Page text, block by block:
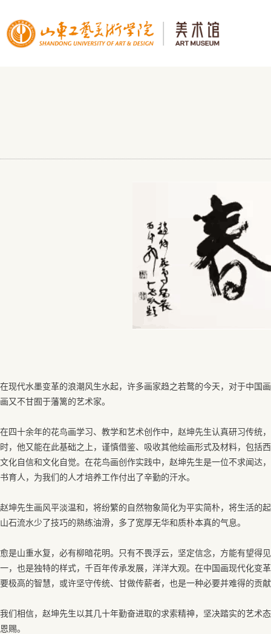
在现代水墨变革的浪潮风生水起，许多画家趋之若鹜的今天，对于中国
画又不甘囿于藩篱的艺术家。
在四十余年的花鸟画学习、教学和艺术创作中，赵坤先生认真研习传统
时，他又能在此基础之上，谨慎借鉴、吸收其他绘画形式及材料，包
文化自信和文化自觉。在花鸟画创作实践中，赵坤先生是一位不求闻达
书育人，为我们的人才培养工作付出了辛勤的汗水。
赵坤先生画风平淡温和，将纷繁的自然物象简化为平实简朴，将生活的
山石流水少了技巧的熟练油滑，多了宽厚无华和质朴本真的气息。
愈是山重水复，必有柳暗花明。只有不畏浮云，坚定信念，方能有望得
一，也是独特的样式，千百年传承发展，洋洋大观。在中国画现代化变
要极高的智慧，或许坚守传统、甘做传薪者，也是一种必要并难得的贡
我们相信，赵坤先生以其几十年勤奋进取的求索精神，坚决踏实的艺术
恩赐。